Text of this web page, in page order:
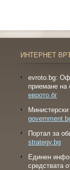
ИНТЕРНЕТ
evroto.bg:
приемане на
еврото.бг
Портал за
strategy.bg
Eдинен
средствата